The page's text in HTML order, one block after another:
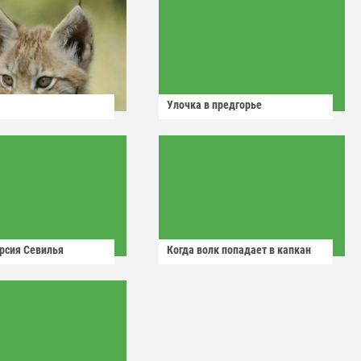
Улочка в предгорье
Севилья Когда волк попадает в капкан